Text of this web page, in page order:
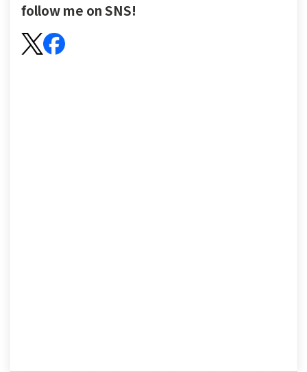
follow me on SNS!